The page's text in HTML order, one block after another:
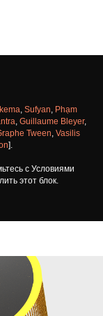
, Sufyan, Phạm
, Guillaume Bleyer,
Tween, Vasilis
].
с Условиями
этот блок.